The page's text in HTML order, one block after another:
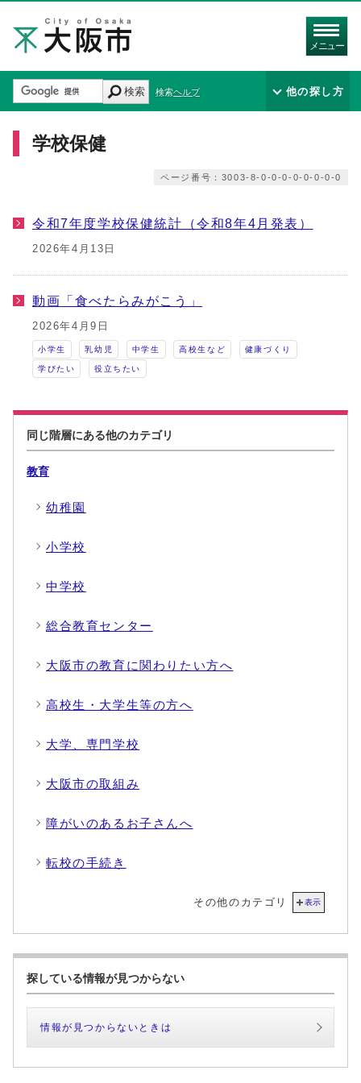
メニュー
検索 検索ヘルプ 他の探し方
学校保健
ページ番号：3003-8-0-0-0-0-0-0-0-0
令和7年度学校保健統計（令和8年4月発表）
2026年4月13日
動画「食べたらみがこう」
2026年4月9日
小学生 乳幼児 中学生 高校生など 健康づくり
学びたい 役立ちたい
同じ階層にある他のカテゴリ
教育
幼稚園
小学校
中学校
総合教育センター
大阪市の教育に関わりたい方へ
高校生・大学生等の方へ
大学、専門学校
大阪市の取組み
障がいのあるお子さんへ
転校の手続き
その他のカテゴリ 表示
探している情報が見つからない
情報が見つからないときは